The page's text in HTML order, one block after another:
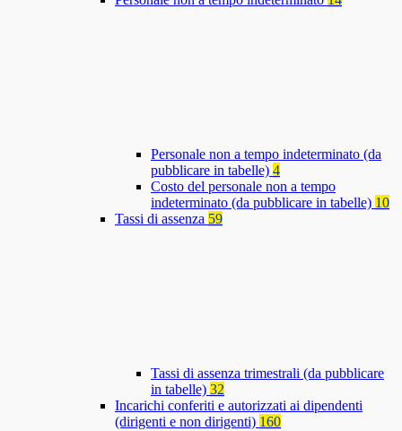
Personale non a tempo indeterminato (da
pubblicare in tabelle) 4
Costo del personale non a tempo
indeterminato (da pubblicare in tabelle) 10
Tassi di assenza 59
Tassi di assenza trimestrali (da pubblicare
in tabelle) 32
Incarichi conferiti e autorizzati ai dipendenti
(dirigenti e non dirigenti) 160